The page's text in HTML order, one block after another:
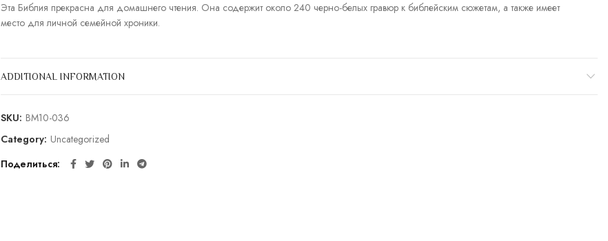
Эта Библия прекрасна для домашнего чтения. Она содержит около 240 черно-белых гравюр к библейским сюжетам, а также имеет
место для личной семейной хроники.
ADDITIONAL INFORMATION
SKU: BM10-036
Category: Uncategorized
Поделиться